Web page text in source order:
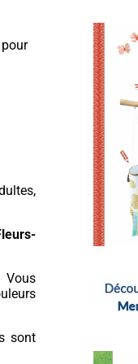
Vous
sont